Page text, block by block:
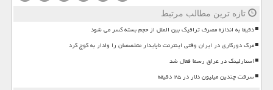
تازه ترین مطالب مرتبط
دقیقا به اندازه مصرف ترافیک بین الملل از حجم بسته کسر می شود
مرگ دورکاری در ایران وقتی اینترنت ناپایدار متخصصان را وادار به کوچ کرد
استارلینک در عراق رسما فعال شد
سرقت چندین میلیون دلار در ۲۵ دقیقه